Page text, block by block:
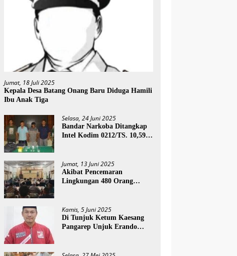
Jumat, 18 Juli 2025
Kepala Desa Batang Onang Baru Diduga Hamili
Ibu Anak Tiga
Selasa, 24 Juni 2025
Bandar Narkoba Ditangkap
Intel Kodim 0212/TS. 10,59
Jumat, 13 Juni 2025
Akibat Pencemaran
Lingkungan 480 Orang
Di Tutup
Kamis, 5 Juni 2025
Di Tunjuk Ketum Kaesang
Pangarep Unjuk Erando